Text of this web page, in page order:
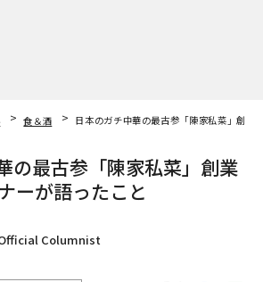
食＆酒
日本のガチ中華の最古参「陳家私菜」創業
の最古参「陳家私菜」創業
ーが語ったこと
Columnist